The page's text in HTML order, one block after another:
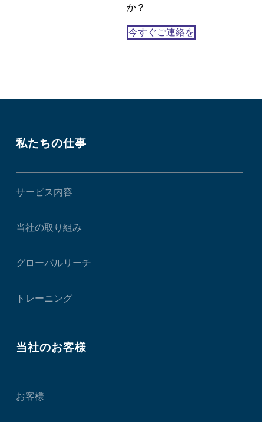
か？
今すぐご連絡を
私たちの仕事
サービス内容
当社の取り組み
グローバルリーチ
トレーニング
当社のお客様
お客様